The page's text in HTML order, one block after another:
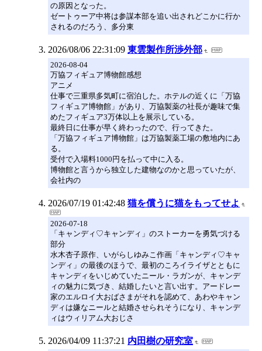
の原因となった。
ゼートゥーア中将は参謀本部を追い出されどこかに行か
されるのだろう、多分東
2026/08/06 22:31:09 東雲製作所渉外部
2026-08-04
万協フィギュア博物館感想
アニメ
仕事で三重県多気町に宿泊した。ホテルの近くに「万協
フィギュア博物館」があり、万協製薬の社長が趣味で集
めたフィギュア3万体以上を展示している。
最終日に仕事が早く終わったので、行ってきた。
「万協フィギュア博物館」は万協製薬工場の敷地内にあ
る。
受付で入場料1000円を払って中に入る。
博物館と言うから独立した建物なのかと思っていたが、
会社内の
2026/07/19 01:42:48 猫を償うに猫をもってせよ
2026-07-18
「キャンディ♡キャンディ」のストーカーを勇気づける
部分
水木杏子原作、いがらしゆみこ作画「キャンディ♡キャ
ンディ」の最後のほうで、最初のころイライザとともに
キャンディをいじめていたニール・ラガンが、キャンデ
ィの魅力に気づき、結婚したいと言い出す。アードレー
家のエルロイ大おばさまがそれを認めて、あわやキャン
ディは嫌なニールと結婚させられそうになり、キャンデ
ィはウィリアム大おじさ
2026/04/09 11:37:21 内田樹の研究室